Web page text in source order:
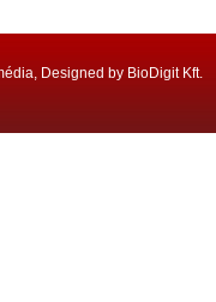
Designed by BioDigit Kft.